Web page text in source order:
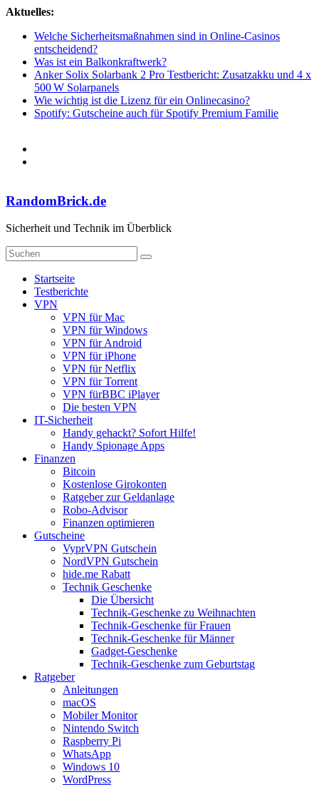
Zum
springen
Aktuelles:
Welche Sicherheitsmaßnahmen sind in Online-Casinos
entscheidend?
Was ist ein Balkonkraftwerk?
Anker Solix Solarbank 2 Pro Testbericht: Zusatzakku und 4 x
500 W Solarpanels
Wie wichtig ist die Lizenz für ein Onlinecasino?
Spotify: Gutscheine auch für Spotify Premium Familie
RandomBrick.de
Sicherheit und Technik im Überblick
Startseite
Testberichte
VPN
VPN für Mac
VPN für Windows
VPN für Android
VPN für iPhone
VPN für Netflix
VPN für Torrent
VPN fürBBC iPlayer
Die besten VPN
IT-Sicherheit
Handy gehackt? Sofort Hilfe!
Handy Spionage Apps
Finanzen
Bitcoin
Kostenlose Girokonten
Ratgeber zur Geldanlage
Robo-Advisor
Finanzen optimieren
Gutscheine
VyprVPN Gutschein
NordVPN Gutschein
hide.me Rabatt
Technik Geschenke
Die Übersicht
Technik-Geschenke zu Weihnachten
Technik-Geschenke für Frauen
Technik-Geschenke für Männer
Gadget-Geschenke
Technik-Geschenke zum Geburtstag
Ratgeber
Anleitungen
macOS
Mobiler Monitor
Nintendo Switch
Raspberry Pi
WhatsApp
Windows 10
WordPress